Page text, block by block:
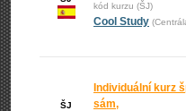
kód kurzu (ŠJ)
Cool Study
ŠJ
Individuální kurz
sám,